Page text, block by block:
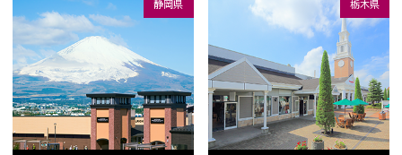
静岡県 栃木県